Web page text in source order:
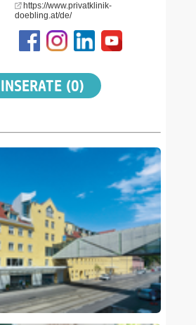
https://www.privatklinik-
doebling.at/de/
(0)